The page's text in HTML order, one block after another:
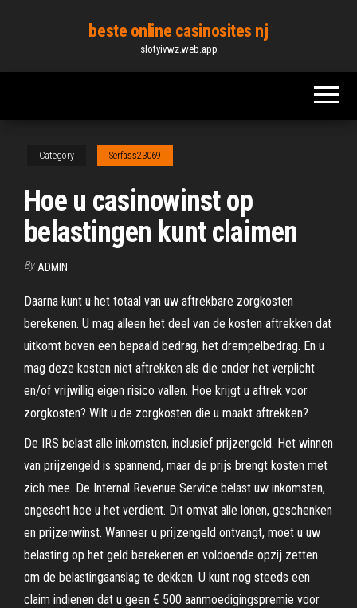
content
beste online casinosites nj
slotyivwz.web.app
Category Serfass23069
Hoe u casinowinst op
belastingen kunt claimen
By ADMIN
Daarna kunt u het totaal van uw aftrekbare zorgkosten
berekenen. U mag alleen het deel van de kosten aftrekken dat
uitkomt boven een bepaald bedrag, het drempelbedrag. En u
mag deze kosten niet aftrekken als die onder het verplicht
en/of vrijwillig eigen risico vallen. Hoe krijgt u aftrek voor
zorgkosten? Wilt u de zorgkosten die u maakt aftrekken?
De IRS belast alle inkomsten, inclusief prijzengeld. Het winnen
van prijzengeld is spannend, maar de prijs brengt kosten met
zich mee. De Internal Revenue Service belast uw inkomsten,
ongeacht hoe u het verdient. Dit omvat alle lonen, geschenken
en prijzenwinst. Wanneer u prijzengeld ontvangt, moet u uw
belasting op het geld berekenen en voldoende opzij zetten
om de belastingaanslag te dekken. U kunt nog steeds een
claim indienen dat u geen € 500 aanmoedigingspremie voor